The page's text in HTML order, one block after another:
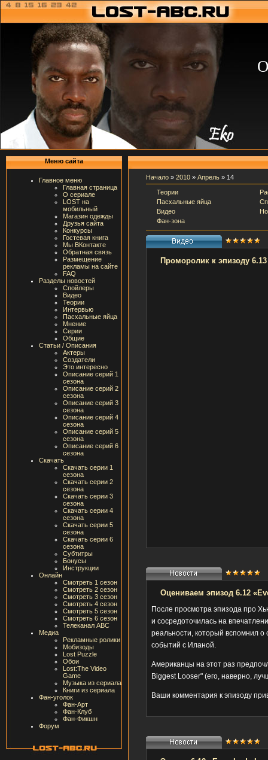
Меню сайта
Главное меню
Главная страница
О сериале
LOST на
мобильный
Магазин одежды
Друзья сайта
Конкурсы
Гостевая книга
Мы ВКонтакте
Обратная связь
Размещение
рекламы на сайте
FAQ
Разделы новостей
Спойлеры
Видео
Теории
Интервью
Пасхальные яйца
Мнение
Серии
Общие
Статьи / Описания
Актеры
Создатели
Это интересно
Описание серий 1
сезона
Описание серий 2
сезона
Описание серий 3
сезона
Описание серий 4
сезона
Описание серий 5
сезона
Описание серий 6
сезона
Скачать
Скачать серии 1
сезона
Скачать серии 2
сезона
Скачать серии 3
сезона
Скачать серии 4
сезона
Скачать серии 5
сезона
Скачать серии 6
сезона
Субтитры
Бонусы
Инструкции
Онлайн
Смотреть 1 сезон
Смотреть 2 сезон
Смотреть 3 сезон
Смотреть 4 сезон
Смотреть 5 сезон
Смотреть 6 сезон
Телеканал ABC
Медиа
Рекламные ролики
Мобизоды
Lost Puzzle
Обои
Lost:The Video
Game
Музыка из сериала
Книги из сериала
Фан-уголок
Фан-Арт
Фан-Клуб
Фан-Фикшн
Форум
Начало » 2010 » Апрель » 14
Теории
Пасхальные яйца
Видео
Фан-зона
Проморолик к эпизоду
Оцениваем эпизод 6.12
После просмотра эпизода про
и сосредоточилась на
реальности, который вспомнил
событий с Иланой.
Американцы на этот раз
Biggest Looser" (его, наверно,
Ваши комментария к эпизоду